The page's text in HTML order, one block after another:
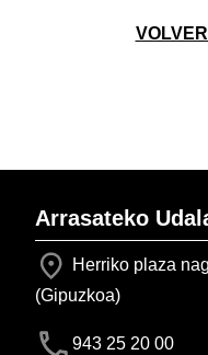
Arrasateko
Herriko plaza
(Gipuzkoa)
943 25 20 00